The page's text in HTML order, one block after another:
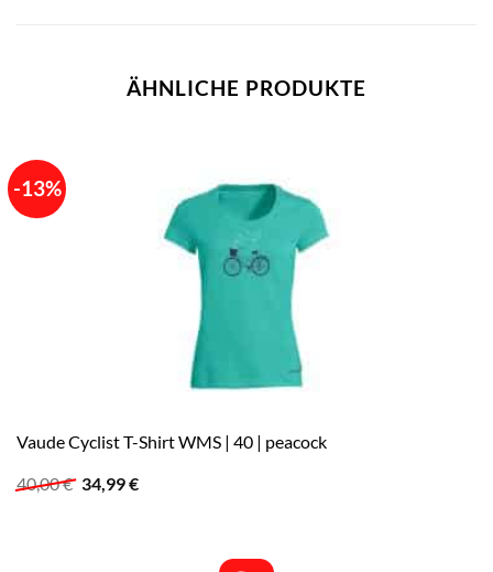
ÄHNLICHE PRODUKTE
-13%
Vaude Cyclist T-Shirt WMS | 40 | peacock
40,00€ Ursprünglicher
Preis
34,99€Aktueller